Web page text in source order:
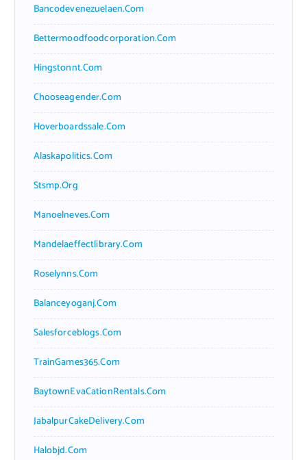
Bancodevenezuelaen.com
Bettermoodfoodcorporation.com
Hingstonnt.com
Chooseagender.com
Hoverboardssale.com
Alaskapolitics.com
Stsmp.org
Manoelneves.com
Mandelaeffectlibrary.com
Roselynns.com
Balanceyoganj.com
Salesforceblogs.com
TrainGames365.com
BaytownEvaCationRentals.com
JabalpurCakeDelivery.com
Halobjd.com